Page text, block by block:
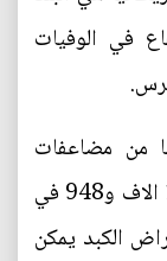
في الوفيات
توفي 7481 شخصا من مضاعفات
امراض الكبد، ثم ارتفع هذا العدد الى 10 الاف و948 في
امراض الكبد يمكن